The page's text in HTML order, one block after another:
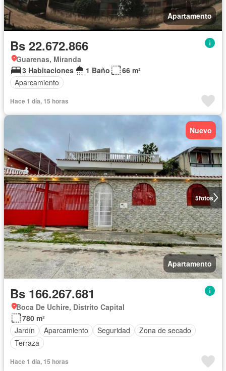
Apartamento
Bs 22.672.866
Guarenas, Miranda
3 Habitaciones
1 Baño
66 m²
Aparcamiento
Hace 1 día, 15 horas
5fotos
Nuevo
Apartamento
Bs 166.267.681
Boca De Uchire, Distrito Capital
780 m²
Jardín
Aparcamiento Seguridad
Zona de secado
Terraza
Hace 1 día, 15 horas